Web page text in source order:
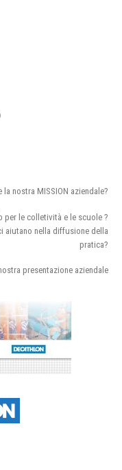
nostra MISSION aziendale?
per le colletività e le scuole ?
aiutano nella diffusione della
pratica?
presentazione aziendale